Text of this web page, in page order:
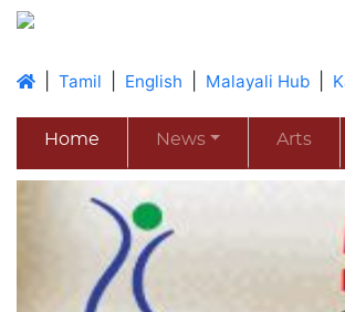
|Tamil English Malayali Hub
Home News Arts